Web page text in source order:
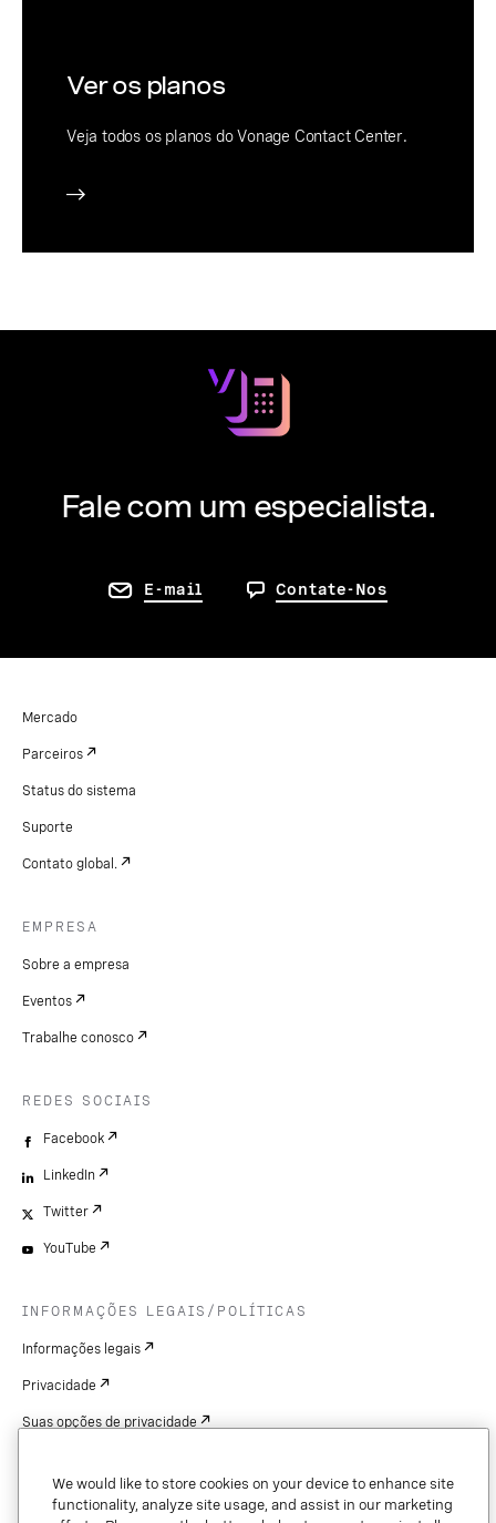
Ver os planos
Veja todos os planos do Vonage Contact Center.
Fale com um especialista.
E-mail Contate-Nos
Mercado
Parceiros
Status do sistema
Suporte
Contato global.
EMPRESA
Sobre a empresa
Eventos
Trabalhe conosco
REDES SOCIAIS
Facebook
LinkedIn
Twitter
YouTube
INFORMAÇÕES LEGAIS/POLÍTICAS
Informações legais
Privacidade
Suas opções de privacidade
Patentes
We would like to store cookies on your device to enhance site
functionality, analyze site usage, and assist in our marketing